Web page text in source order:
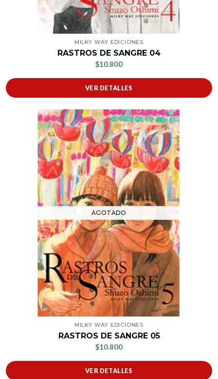
MILKY WAY EDICIONES
RASTROS DE SANGRE 04
$10.800
VER DETALLES
AGOTADO
MILKY WAY EDICIONES
RASTROS DE SANGRE 05
$10.800
VER DETALLES